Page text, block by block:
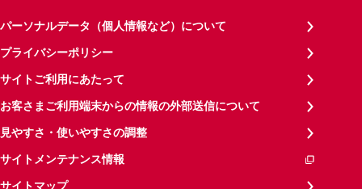
パーソナルデータ（個人情報など）について
プライバシーポリシー
サイトご利用にあたって
お客さまご利用端末からの情報の外部送信について
見やすさ・使いやすさの調整
サイトメンテナンス情報
サイトマップ